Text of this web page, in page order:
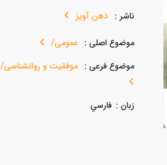
ناشر : ذهن آویز
موضوع اصلی : عمومی/
موضوع فرعی : موفقیت و روانشناسی/
زبان : فارسي